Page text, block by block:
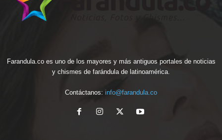
Farandula.co es uno de los mayores y más antiguos portales de noticias
y chismes de farándula de latinoamérica.
Contáctanos: info@farandula.co